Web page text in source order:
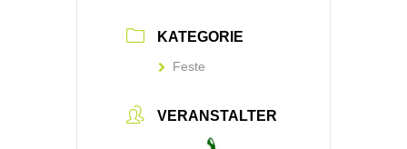
KATEGORIE
Feste
VERANSTALTER